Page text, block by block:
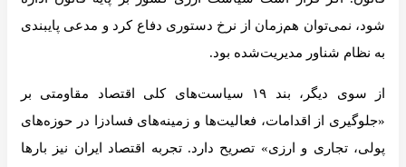
شود، نمی‌توان هم‌زمان از نرخ دستوری دفاع کرد و مدعی پایبندی
به نظام شناور مدیریت‌شده بود.
از سوی دیگر، بند ۱۹ سیاست‌های کلی اقتصاد مقاومتی بر
«جلوگیری از اقدامات، فعالیت‌ها و زمینه‌های فسادزا در حوزه‌های
پولی، تجاری و ارزی» تصریح دارد. تجربه اقتصاد ایران نیز بارها